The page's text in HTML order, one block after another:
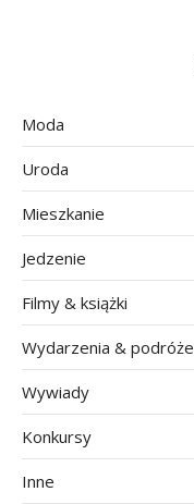
Moda
Uroda
Mieszkanie
Jedzenie
Filmy & książki
Wydarzenia & podróże
Wywiady
Konkursy
Inne